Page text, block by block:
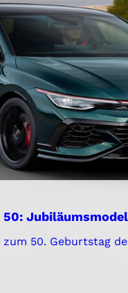
50:
50. Geburtstag